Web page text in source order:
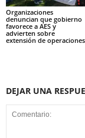
Organizaciones
denuncian que gobierno
favorece a AES y
advierten sobre
extensión de operaciones
DEJAR UNA